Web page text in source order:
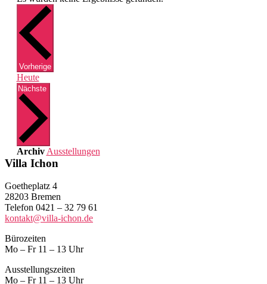
VorherigeVeranstaltungen
Heute
Nächste
Archiv Ausstellungen
Villa Ichon
Goetheplatz 4
28203 Bremen
Telefon 0421 – 32 79 61
kontakt@villa-ichon.de
Bürozeiten
Mo – Fr 11 – 13 Uhr
Ausstellungszeiten
Mo – Fr 11 – 13 Uhr